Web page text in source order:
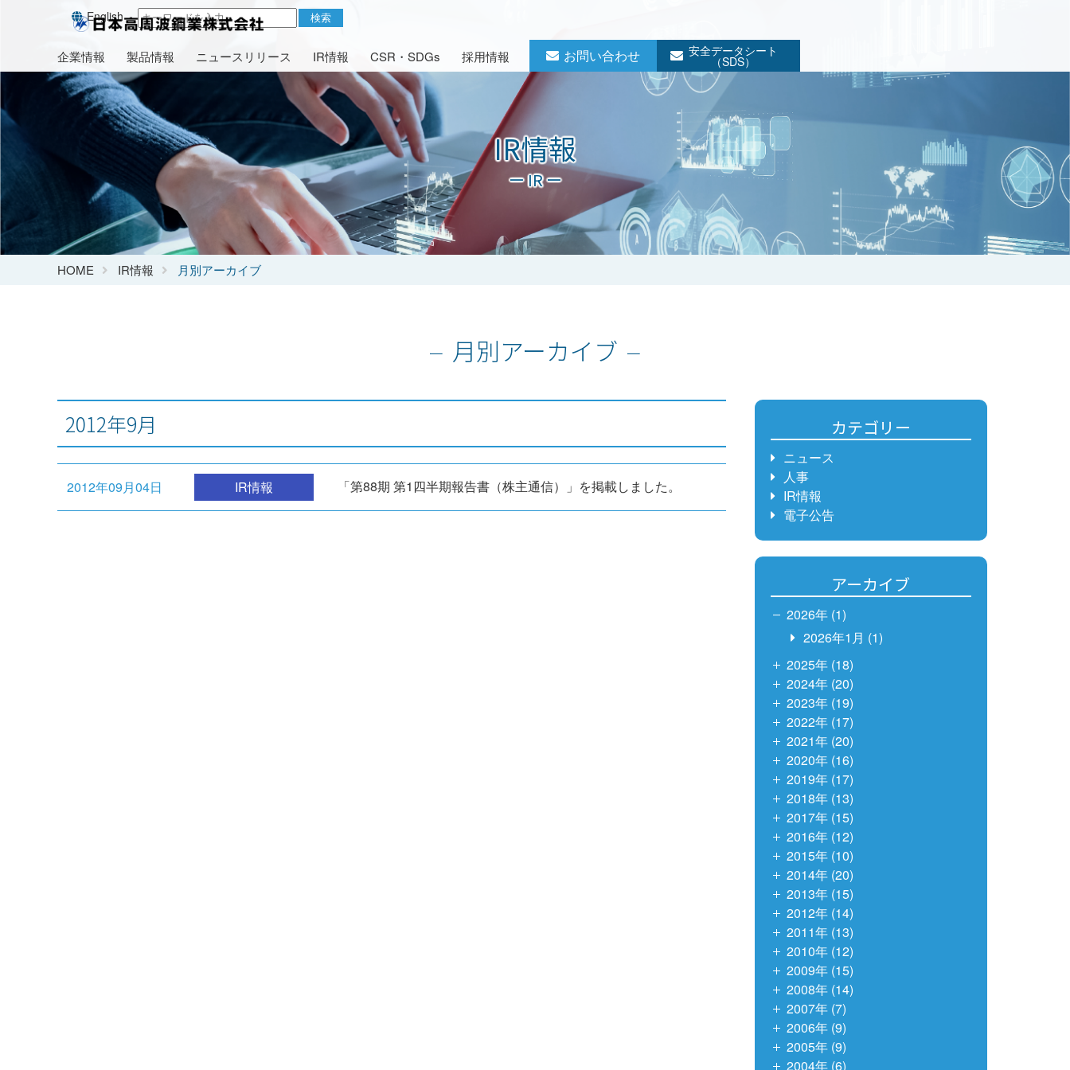
English 検索
企業情報 製品情報 ニュースリリース IR情報 CSR・SDGs 採用情報 お問い合わせ 安全データシート
（SDS）
IR情報
ー IR ー
HOME IR情報 月別アーカイブ
月別アーカイブ
2012年9月
2012年09月04日 IR情報 「第88期 第1四半期報告書（株主通信）」を掲載しました。
カテゴリー
ニュース
人事
IR情報
電子公告
アーカイブ
2026年 (1)
2026年1月 (1)
2025年 (18)
2024年 (20)
2023年 (19)
2022年 (17)
2021年 (20)
2020年 (16)
2019年 (17)
2018年 (13)
2017年 (15)
2016年 (12)
2015年 (10)
2014年 (20)
2013年 (15)
2012年 (14)
2011年 (13)
2010年 (12)
2009年 (15)
2008年 (14)
2007年 (7)
2006年 (9)
2005年 (9)
2004年 (6)